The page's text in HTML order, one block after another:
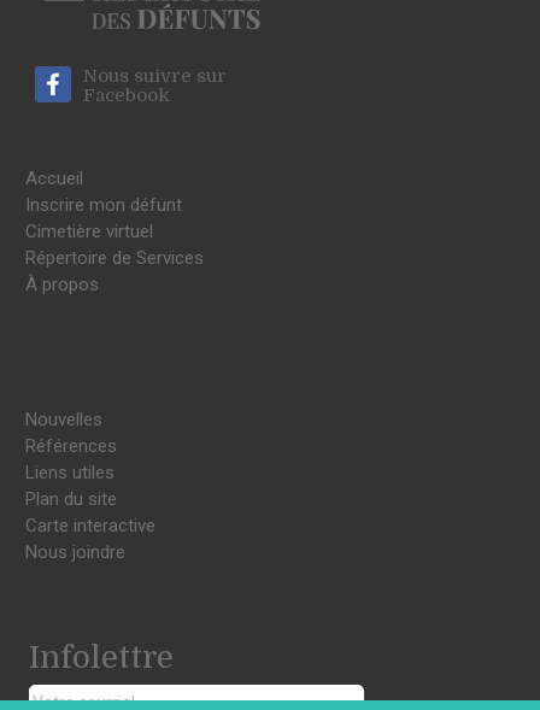
Nous suivre sur
Facebook
Accueil
Inscrire mon défunt
Cimetière virtuel
Répertoire de Services
À propos
Nouvelles
Références
Liens utiles
Plan du site
Carte interactive
Nous joindre
Infolettre